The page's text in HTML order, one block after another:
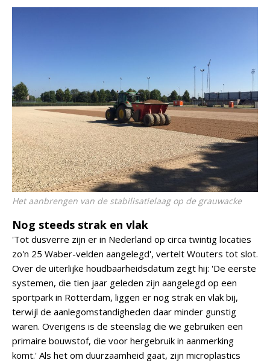
Het aanbrengen van de stabilisatielaag op de grauwacke
Nog steeds strak en vlak
'Tot dusverre zijn er in Nederland op circa twintig locaties
zo'n 25 Waber-velden aangelegd', vertelt Wouters tot slot.
Over de uiterlijke houdbaarheidsdatum zegt hij: 'De eerste
systemen, die tien jaar geleden zijn aangelegd op een
sportpark in Rotterdam, liggen er nog strak en vlak bij,
terwijl de aanlegomstandigheden daar minder gunstig
waren. Overigens is de steenslag die we gebruiken een
primaire bouwstof, die voor hergebruik in aanmerking
komt.' Als het om duurzaamheid gaat, zijn microplastics